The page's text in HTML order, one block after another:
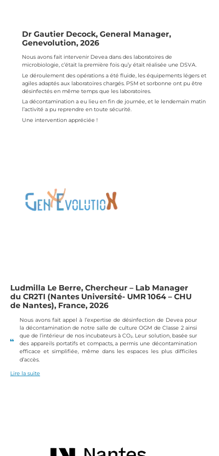
Dr Gautier Decock, General Manager,
Genevolution, 2026
Nous avons fait intervenir Devea dans des laboratoires de
microbiologie, c’était la première fois qu’y était réalisée une DSVA.
Le déroulement des opérations a été fluide, les équipements légers et
agiles adaptés aux laboratoires chargés. PSM et sorbonne ont pu être
désinfectés en même temps que les laboratoires.
La décontamination a eu lieu en fin de journée, et le lendemain matin
l’activité a pu reprendre en toute sécurité.
Une intervention appréciée !
Ludmilla Le Berre, Chercheur – Lab Manager
du CR2TI (Nantes Université- UMR 1064 – CHU
de Nantes), France, 2026
Nous avons fait appel à l’expertise de désinfection de Devea pour
la décontamination de notre salle de culture OGM de Classe 2 ainsi
que de l’intérieur de nos incubateurs à CO₂. Leur solution, basée sur
des appareils portatifs et compacts, a permis une décontamination
efficace et simplifiée, même dans les espaces les plus difficiles
d’accès.
Lire la suite